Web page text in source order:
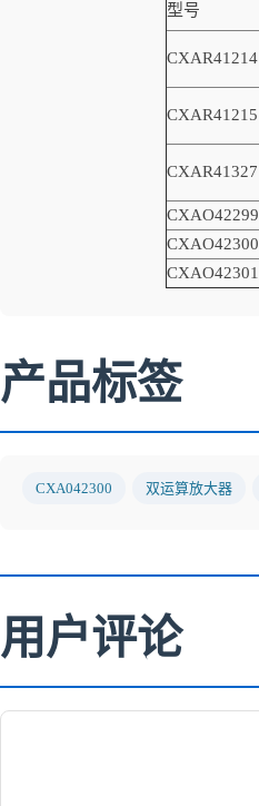
型号
CXAR41214
CXAR41215
CXAR41327
CXAO42299
CXAO42300
CXAO42301
产品标签
CXA042300 双运算放大器
用户评论